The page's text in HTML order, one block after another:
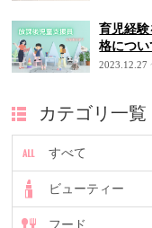
育児経
格につい
2023.12.27
カテゴリ一覧
すべて
ビューティー
フード